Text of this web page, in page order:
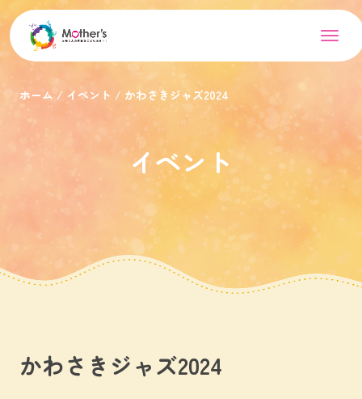
ホーム イベント かわさきジャズ2024
イベント
かわさきジャズ2024